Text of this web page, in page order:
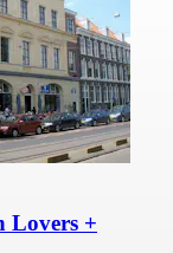
Lovers +